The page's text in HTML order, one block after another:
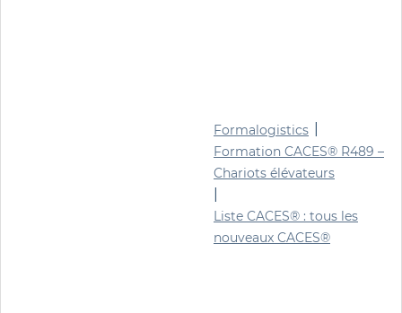
Formalogistics
Formation CACES® R489 –
Chariots élévateurs
Liste CACES® : tous les
nouveaux CACES®